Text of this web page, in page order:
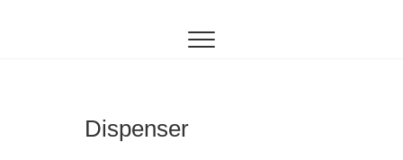
Dispenser